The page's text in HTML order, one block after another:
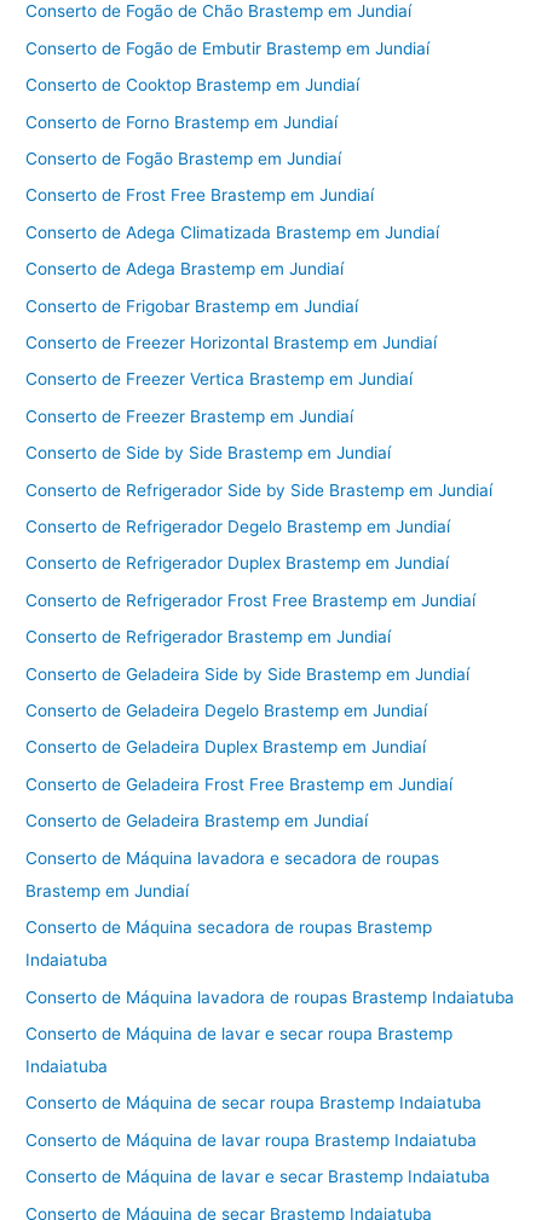
Conserto de Fogão de Chão Brastemp em Jundiaí
Conserto de Fogão de Embutir Brastemp em Jundiaí
Conserto de Cooktop Brastemp em Jundiaí
Conserto de Forno Brastemp em Jundiaí
Conserto de Fogão Brastemp em Jundiaí
Conserto de Frost Free Brastemp em Jundiaí
Conserto de Adega Climatizada Brastemp em Jundiaí
Conserto de Adega Brastemp em Jundiaí
Conserto de Frigobar Brastemp em Jundiaí
Conserto de Freezer Horizontal Brastemp em Jundiaí
Conserto de Freezer Vertica Brastemp em Jundiaí
Conserto de Freezer Brastemp em Jundiaí
Conserto de Side by Side Brastemp em Jundiaí
Conserto de Refrigerador Side by Side Brastemp em Jundiaí
Conserto de Refrigerador Degelo Brastemp em Jundiaí
Conserto de Refrigerador Duplex Brastemp em Jundiaí
Conserto de Refrigerador Frost Free Brastemp em Jundiaí
Conserto de Refrigerador Brastemp em Jundiaí
Conserto de Geladeira Side by Side Brastemp em Jundiaí
Conserto de Geladeira Degelo Brastemp em Jundiaí
Conserto de Geladeira Duplex Brastemp em Jundiaí
Conserto de Geladeira Frost Free Brastemp em Jundiaí
Conserto de Geladeira Brastemp em Jundiaí
Conserto de Máquina lavadora e secadora de roupas
Brastemp em Jundiaí
Conserto de Máquina secadora de roupas Brastemp
Indaiatuba
Conserto de Máquina lavadora de roupas Brastemp Indaiatuba
Conserto de Máquina de lavar e secar roupa Brastemp
Indaiatuba
Conserto de Máquina de secar roupa Brastemp Indaiatuba
Conserto de Máquina de lavar roupa Brastemp Indaiatuba
Conserto de Máquina de lavar e secar Brastemp Indaiatuba
Conserto de Máquina de secar Brastemp Indaiatuba